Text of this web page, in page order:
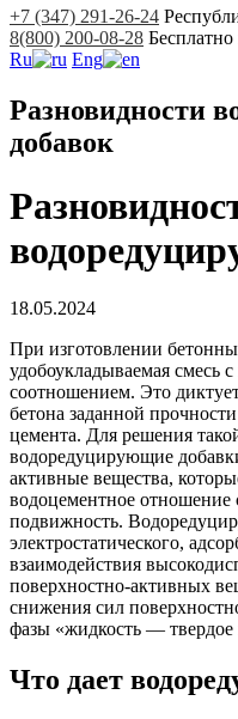
+7 (347) 291-26-24
8(800) 200-08-28
Ru
Eng
Разновидности
добавок
18.05.2024
При изготовлении
удобоукладываемая
соотношением. Это
бетона заданной
цемента. Для решения
водоредуцирующие
активные вещества,
водоцементное отношение
подвижность.
электростатического,
взаимодействия
поверхностно-активных
снижения сил
фазы «жидкость — твердое
Что дает